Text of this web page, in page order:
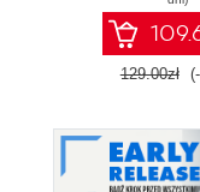
129.00zł